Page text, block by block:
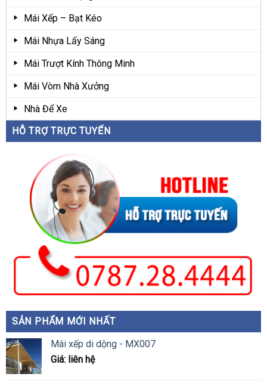
Mái Xếp – Bạt Kéo
Mái Nhựa Lấy Sáng
Mái Trượt Kính Thông Minh
Mái Vòm Nhà Xưởng
Nhà Để Xe
HỖ TRỢ TRỰC TUYẾN
SẢN PHẨM MỚI NHẤT
Mái xếp di dộng - MX007
Giá: liên hệ